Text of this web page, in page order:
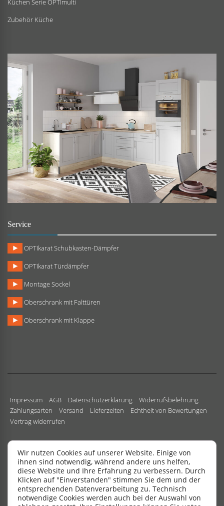
Küchen Serie OPTImulti
Zubehör Küche
Service
OPTIkarat Schubkasten-Dämpfer
OPTIkarat Türdämpfer
Montage Sockel
Oberschrank mit Falttüren
Oberschrank mit Klappe
Impressum AGB Datenschutzerklärung
Widerrufsbelehrung
Zahlungsarten
Versand Lieferzeiten
Echtheit von Bewertungen
Vertrag widerrufen
Copyright All Rights Reserved. | Design bySchuBu24
Wir nutzen Cookies auf unserer Website. Einige von
ihnen sind notwendig, während andere uns helfen,
diese Website und Ihre Erfahrung zu verbessern. Durch
Klicken auf "Einverstanden" stimmen Sie dem und der
entsprechenden Datenverarbeitung zu. Technisch
notwendige Cookies werden auch bei der Auswahl von